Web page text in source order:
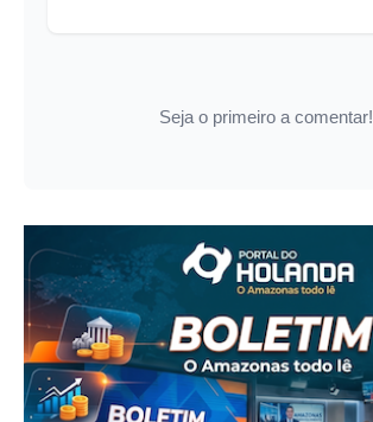
Seja o primeiro a comentar!